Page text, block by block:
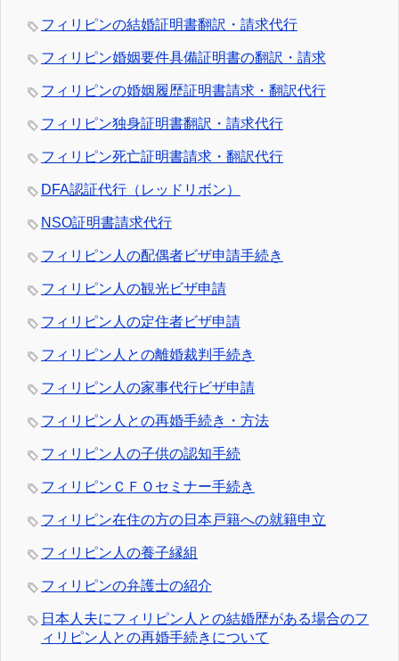
フィリピンの結婚証明書翻訳・請求代行
フィリピン婚姻要件具備証明書の翻訳・請求
フィリピンの婚姻履歴証明書請求・翻訳代行
フィリピン独身証明書翻訳・請求代行
フィリピン死亡証明書請求・翻訳代行
DFA認証代行（レッドリボン）
NSO証明書請求代行
フィリピン人の配偶者ビザ申請手続き
フィリピン人の観光ビザ申請
フィリピン人の定住者ビザ申請
フィリピン人との離婚裁判手続き
フィリピン人の家事代行ビザ申請
フィリピン人との再婚手続き・方法
フィリピン人の子供の認知手続
フィリピンＣＦＯセミナー手続き
フィリピン在住の方の日本戸籍への就籍申立
フィリピン人の養子縁組
フィリピンの弁護士の紹介
日本人夫にフィリピン人との結婚歴がある場合のフ
ィリピン人との再婚手続きについて